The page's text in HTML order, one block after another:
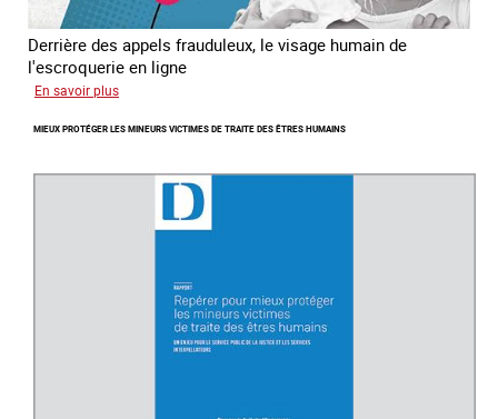
Derrière des appels frauduleux, le visage humain de
l'escroquerie en ligne
En savoir plus
mondiale
lutte
MIEUX PROTÉGER LES MINEURS VICTIMES DE TRAITE DES ÊTRES HUMAINS